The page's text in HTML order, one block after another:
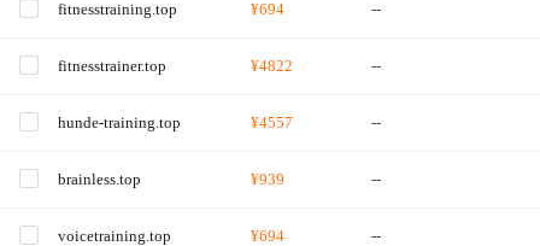
fitnesstraining.top ¥694 --
fitnesstrainer.top ¥4822 --
hunde-training.top ¥4557 --
brainless.top ¥939 --
voicetraining.top ¥694 --